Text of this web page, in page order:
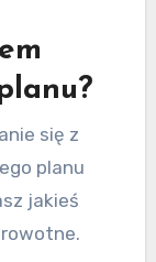
się z
planu
jakieś